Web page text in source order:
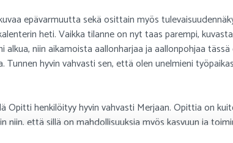
epävarmuutta sekä osittain myös
heti. Vaikka tilanne on nyt taas parempi,
alkua, niin aikamoista aallonharjaa ja aallonpohjaa
hyvin vahvasti sen, että olen unelmieni
Opitti henkilöityy hyvin vahvasti Merjaan. Opittia on
niin, että sillä on mahdollisuuksia myös kasvuun ja